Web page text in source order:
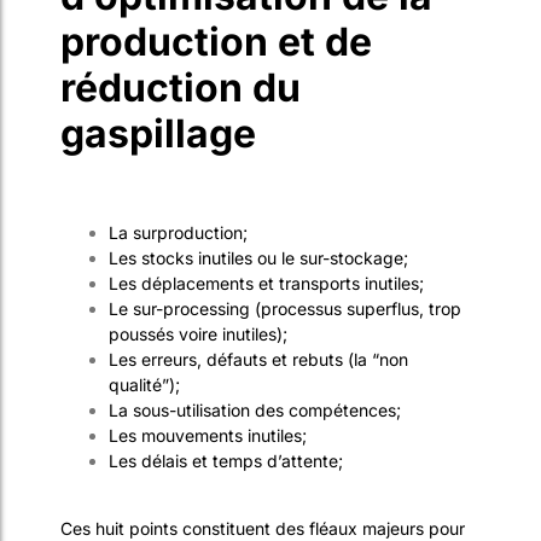
production et de
réduction du
gaspillage
La surproduction;
Les stocks inutiles ou le sur-stockage;
Les déplacements et transports inutiles;
Le sur-processing (processus superflus, trop
poussés voire inutiles);
Les erreurs, défauts et rebuts (la “non
qualité”);
La sous-utilisation des compétences;
Les mouvements inutiles;
Les délais et temps d’attente;
Ces huit points constituent des fléaux majeurs pour